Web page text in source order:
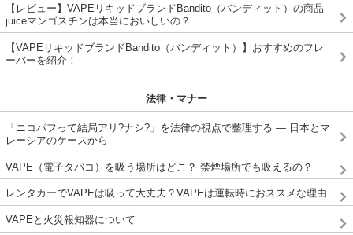
【レビュー】VAPEリキッドブランドBandito（バンディット）の商品
juiceマンゴスチンは本当においしいの？
【VAPEリキッドブランドBandito（バンディット）】おすすめのフレ
ーバーを紹介！
法律・マナー
「ニコパフって結局アリ?ナシ?」を法律の視点で整理する ― 日本とマ
レーシアのケースから
VAPE（電子タバコ）を吸う場所はどこ？ 禁煙場所でも吸えるの？
レンタカーでVAPEは吸って大丈夫？VAPEは運転時におススメな理由
VAPEと火災報知器について